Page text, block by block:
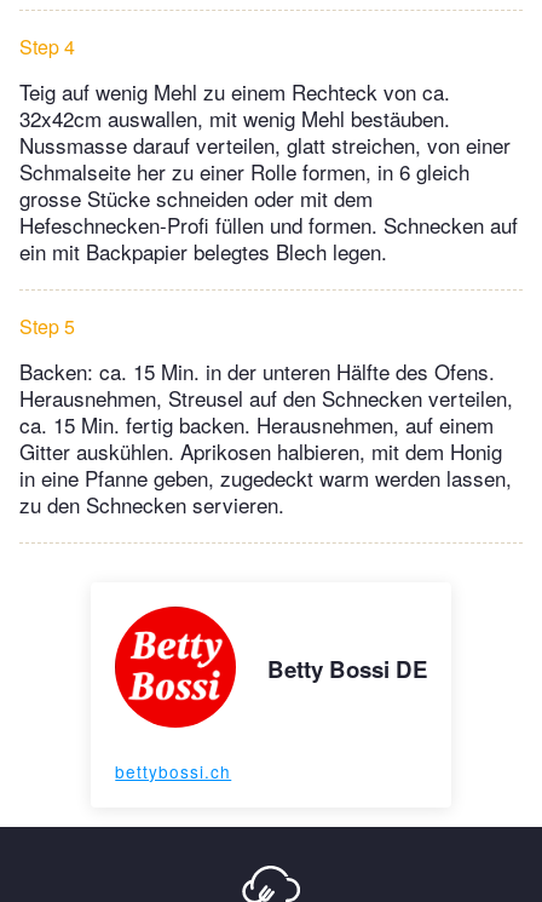
Step 4
Teig auf wenig Mehl zu einem Rechteck von ca.
32x42cm auswallen, mit wenig Mehl bestäuben.
Nussmasse darauf verteilen, glatt streichen, von einer
Schmalseite her zu einer Rolle formen, in 6 gleich
grosse Stücke schneiden oder mit dem
Hefeschnecken-Profi füllen und formen. Schnecken auf
ein mit Backpapier belegtes Blech legen.
Step 5
Backen: ca. 15 Min. in der unteren Hälfte des Ofens.
Herausnehmen, Streusel auf den Schnecken verteilen,
ca. 15 Min. fertig backen. Herausnehmen, auf einem
Gitter auskühlen. Aprikosen halbieren, mit dem Honig
in eine Pfanne geben, zugedeckt warm werden lassen,
zu den Schnecken servieren.
Betty Bossi DE
bettybossi.ch